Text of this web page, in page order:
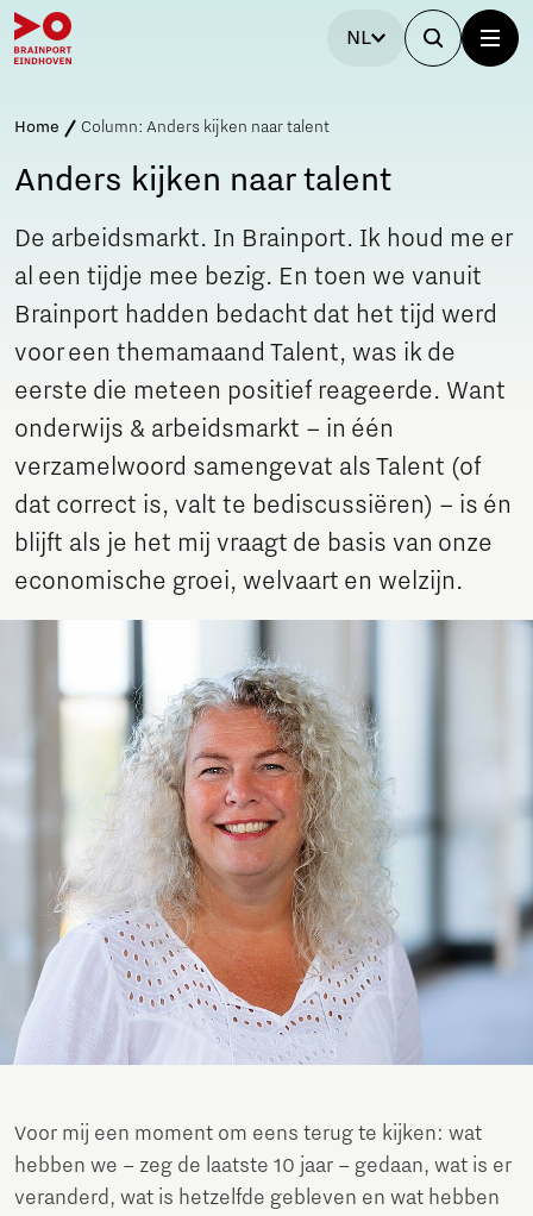
NL
Home Column: Anders kijken naar talent
Anders kijken naar talent
De arbeidsmarkt. In Brainport. Ik houd me er
al een tijdje mee bezig. En toen we vanuit
Brainport hadden bedacht dat het tijd werd
voor een themamaand Talent, was ik de
eerste die meteen positief reageerde. Want
onderwijs & arbeidsmarkt – in één
verzamelwoord samengevat als Talent (of
dat correct is, valt te bediscussiëren) – is én
blijft als je het mij vraagt de basis van onze
economische groei, welvaart en welzijn.
Voor mij een moment om eens terug te kijken: wat
hebben we – zeg de laatste 10 jaar – gedaan, wat is er
veranderd, wat is hetzelfde gebleven en wat hebben